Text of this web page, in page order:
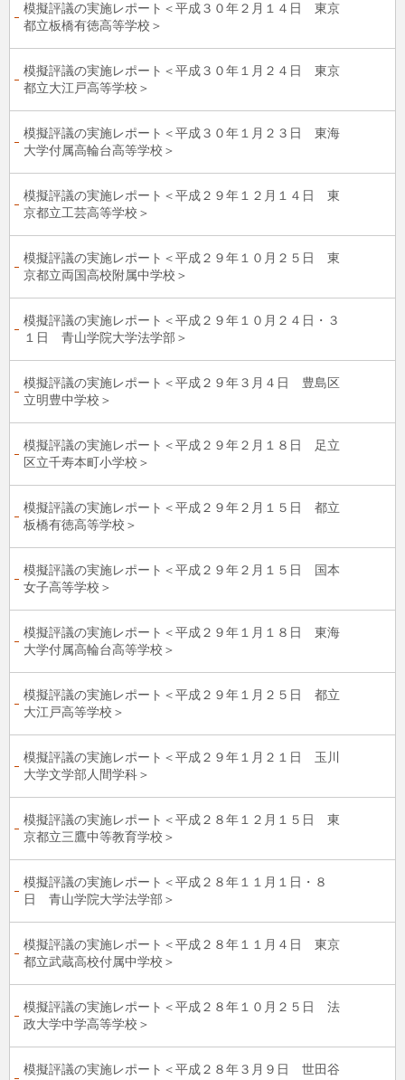
模擬評議の実施レポート＜平成３０年２月１４日 東京
都立板橋有徳高等学校＞
模擬評議の実施レポート＜平成３０年１月２４日 東京
都立大江戸高等学校＞
模擬評議の実施レポート＜平成３０年１月２３日 東海
大学付属高輪台高等学校＞
模擬評議の実施レポート＜平成２９年１２月１４日 東
京都立工芸高等学校＞
模擬評議の実施レポート＜平成２９年１０月２５日 東
京都立両国高校附属中学校＞
模擬評議の実施レポート＜平成２９年１０月２４日・３
１日 青山学院大学法学部＞
模擬評議の実施レポート＜平成２９年３月４日 豊島区
立明豊中学校＞
模擬評議の実施レポート＜平成２９年２月１８日 足立
区立千寿本町小学校＞
模擬評議の実施レポート＜平成２９年２月１５日 都立
板橋有徳高等学校＞
模擬評議の実施レポート＜平成２９年２月１５日 国本
女子高等学校＞
模擬評議の実施レポート＜平成２９年１月１８日 東海
大学付属高輪台高等学校＞
模擬評議の実施レポート＜平成２９年１月２５日 都立
大江戸高等学校＞
模擬評議の実施レポート＜平成２９年１月２１日 玉川
大学文学部人間学科＞
模擬評議の実施レポート＜平成２８年１２月１５日 東
京都立三鷹中等教育学校＞
模擬評議の実施レポート＜平成２８年１１月１日・８
日 青山学院大学法学部＞
模擬評議の実施レポート＜平成２８年１１月４日 東京
都立武蔵高校付属中学校＞
模擬評議の実施レポート＜平成２８年１０月２５日 法
政大学中学高等学校＞
模擬評議の実施レポート＜平成２８年３月９日 世田谷